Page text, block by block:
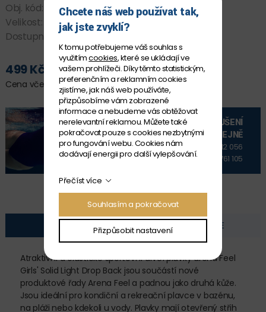
Obj. kód:
005919_936 12-13
Velikost:
12-13
Dostupnost: SKLADEM
499 Kč
Cena včetně DPH
PŘIDAT DO KOŠÍKU
VYZKOUŠENÍ
NA PRODEJNĚ
+420 606 912 056
+420 606 761 105
FOTOGALERIE
Atraktivní a elastické sportovní dívčí plavky arena Feel
Girls' Solid Light Drop Back jsou součástí nové
produktové řady Arena Feel a padnou jako druhá kůže.
Jsou ideální pro kondiční a rekreační plavce v bazénu,
na pláži nebo kdekoli u vody. Plavky mají otevřený střih
Chcete náš web používat tak,
jak jste zvyklí?
K tomu potřebujeme váš souhlas s
využitímcookies, které se ukládají ve
vašem prohlížeči. Díky těmto statistickým,
preferenčním a reklamním cookies
zjistíme, jak náš web používáte,
přizpůsobíme vám zobrazené
informace a nebudeme vás obtěžovat
nerelevantní reklamou. Můžete také
pokračovat pouze s cookies nezbytnými
pro fungování webu. Cookies nám
dodávají energii pro další vylepšování.
Přečíst více
Souhlasím a pokračovat
Přizpůsobit nastavení